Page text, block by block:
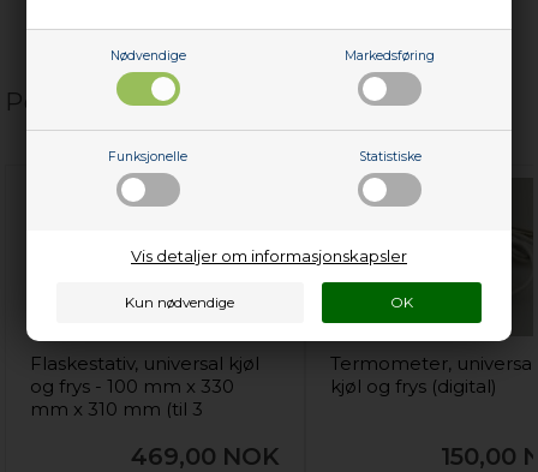
Nødvendige Markedsføring
Funksjonelle Statistiske
Vis detaljer om informasjonskapsler
Populære relaterte produkter
Flaskestativ, universal kjøl
og frys - 100 mm x 330
mm x 310 mm (til 3
469,00 NOK
Termometer, universal
kjøl og frys (digital)
150,00